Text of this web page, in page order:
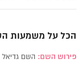
הכל על משמעות
פירוש השם: השם גדיאל